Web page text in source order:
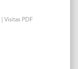
Visitas PDF